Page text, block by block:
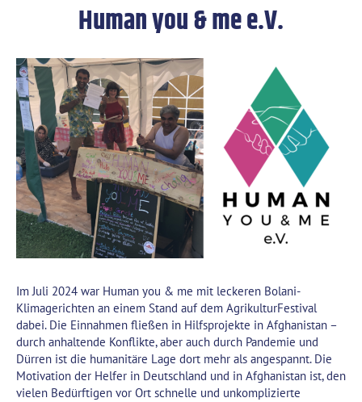
Human you & me e.V.
Im Juli 2024 war Human you & me mit leckeren Bolani-
Klimagerichten an einem Stand auf dem AgrikulturFestival
dabei. Die Einnahmen fließen in Hilfsprojekte in Afghanistan –
durch anhaltende Konflikte, aber auch durch Pandemie und
Dürren ist die humanitäre Lage dort mehr als angespannt. Die
Motivation der Helfer in Deutschland und in Afghanistan ist, den
vielen Bedürftigen vor Ort schnelle und unkomplizierte